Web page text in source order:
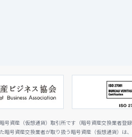
号資産（仮想通貨）取引所です（暗号資産交換業者登
暗号資産交換業者が取り扱う暗号資産（仮想通貨）は